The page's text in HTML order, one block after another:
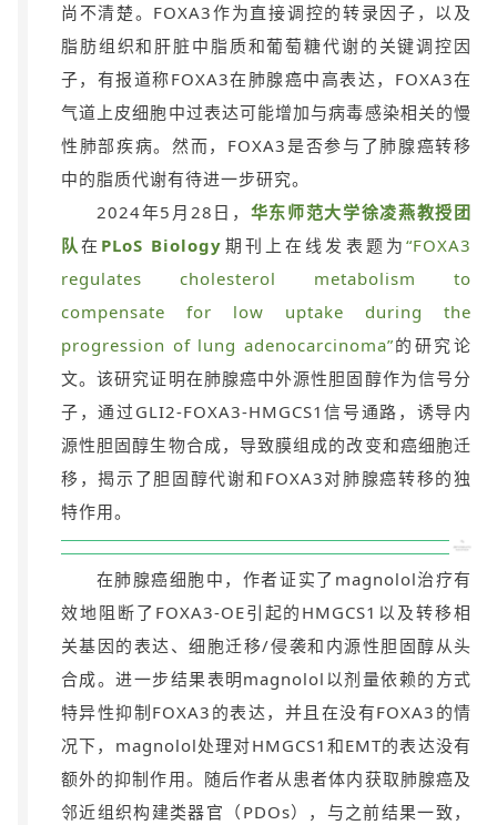
尚不清楚。FOXA3作为直接调控的转录因子，以及
脂肪组织和肝脏中脂质和葡萄糖代谢的关键调控因
子，有报道称FOXA3在肺腺癌中高表达，FOXA3在
气道上皮细胞中过表达可能增加与病毒感染相关的慢
性肺部疾病。然而，FOXA3是否参与了肺腺癌转移
中的脂质代谢有待进一步研究。
2024年5月28日， 华东师范大学徐凌燕教授团
队在 PLoS Biology 期刊上在线发表题为“FOXA3
regulates cholesterol metabolism to
compensate for low uptake during the
progression of lung adenocarcinoma”的研究论
文。该研究证明在肺腺癌中外源性胆固醇作为信号分
子，通过GLI2-FOXA3-HMGCS1信号通路，诱导内
源性胆固醇生物合成，导致膜组成的改变和癌细胞迁
移，揭示了胆固醇代谢和FOXA3对肺腺癌转移的独
特作用。
在肺腺癌细胞中，作者证实了magnolol治疗有
效地阻断了FOXA3-OE引起的HMGCS1以及转移相
关基因的表达、细胞迁移/侵袭和内源性胆固醇从头
合成。进一步结果表明magnolol以剂量依赖的方式
特异性抑制FOXA3的表达，并且在没有FOXA3的情
况下，magnolol处理对HMGCS1和EMT的表达没有
额外的抑制作用。随后作者从患者体内获取肺腺癌及
邻近组织构建类器官（PDOs），与之前结果一致，